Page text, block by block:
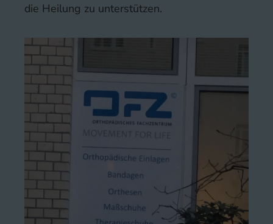
die Heilung zu unterstützen.